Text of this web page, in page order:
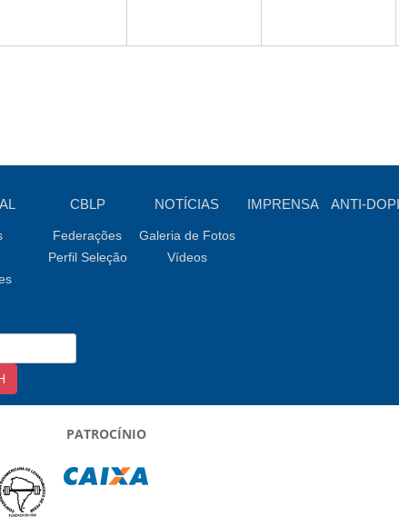
CBLP
Federações
Perfil Seleção
NOTÍCIAS
Galeria de Fotos
Vídeos
IMPRENSA ANTI-
PATROCÍNIO